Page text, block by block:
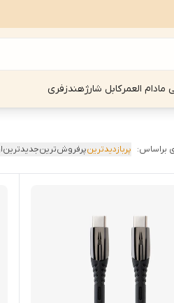
مادام العمرکابل شارژهندزفری
براساس: پربازدیدترینپرفروش‌ترینجدیدترین